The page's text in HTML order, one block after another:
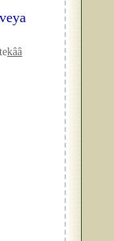
tekââ